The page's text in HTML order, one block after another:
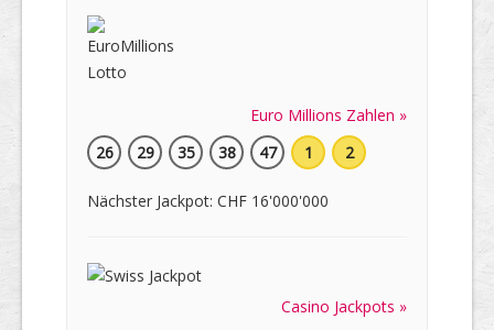
Euro Millions Zahlen »
26
29 35 38 47 1 2
Nächster Jackpot: CHF 16'000'000
Casino Jackpots »